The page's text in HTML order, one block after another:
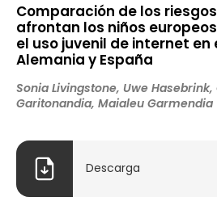
Comparación de los
afrontan los niños
el uso juvenil de internet en
Alemania y España
Sonia Livingstone, Uwe
Garitonandia, Maialeu Garmendia
Descarga